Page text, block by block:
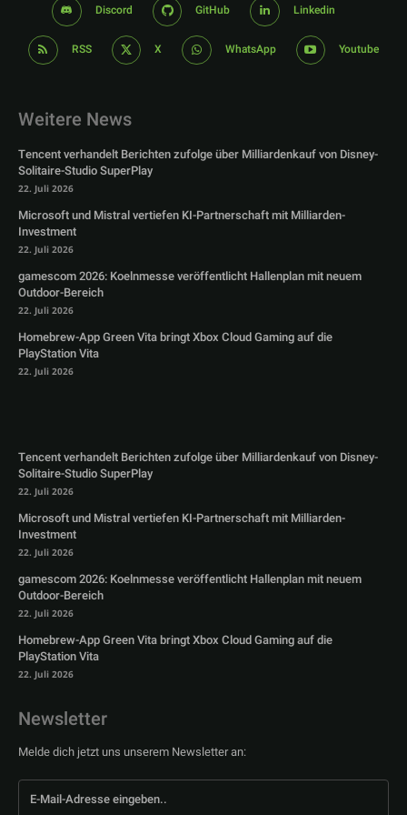
Discord GitHub Linkedin
RSS X WhatsApp Youtube
Weitere News
Tencent verhandelt Berichten zufolge über Milliardenkauf von Disney-
Solitaire-Studio SuperPlay
22. Juli 2026
Microsoft und Mistral vertiefen KI-Partnerschaft mit Milliarden-
Investment
22. Juli 2026
gamescom 2026: Koelnmesse veröffentlicht Hallenplan mit neuem
Outdoor-Bereich
22. Juli 2026
Homebrew-App Green Vita bringt Xbox Cloud Gaming auf die
PlayStation Vita
22. Juli 2026
Tencent verhandelt Berichten zufolge über Milliardenkauf von Disney-
Solitaire-Studio SuperPlay
22. Juli 2026
Microsoft und Mistral vertiefen KI-Partnerschaft mit Milliarden-
Investment
22. Juli 2026
gamescom 2026: Koelnmesse veröffentlicht Hallenplan mit neuem
Outdoor-Bereich
22. Juli 2026
Homebrew-App Green Vita bringt Xbox Cloud Gaming auf die
PlayStation Vita
22. Juli 2026
Newsletter
Melde dich jetzt uns unserem Newsletter an: